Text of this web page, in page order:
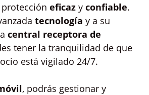
eficaz y confiable.
tecnología y a su
central receptora de
tener la tranquilidad de que
está vigilado 24/7.
, podrás gestionar y